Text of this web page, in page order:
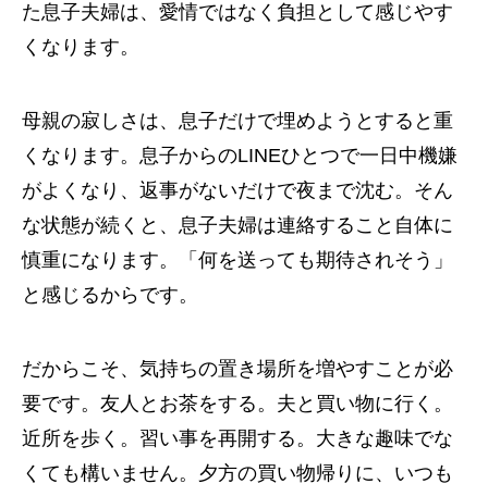
た息子夫婦は、愛情ではなく負担として感じやす
くなります。
母親の寂しさは、息子だけで埋めようとすると重
くなります。息子からのLINEひとつで一日中機嫌
がよくなり、返事がないだけで夜まで沈む。そん
な状態が続くと、息子夫婦は連絡すること自体に
慎重になります。「何を送っても期待されそう」
と感じるからです。
だからこそ、気持ちの置き場所を増やすことが必
要です。友人とお茶をする。夫と買い物に行く。
近所を歩く。習い事を再開する。大きな趣味でな
くても構いません。夕方の買い物帰りに、いつも